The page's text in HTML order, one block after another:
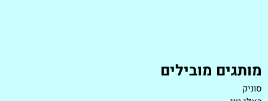
מותגים מובילים
סוניק